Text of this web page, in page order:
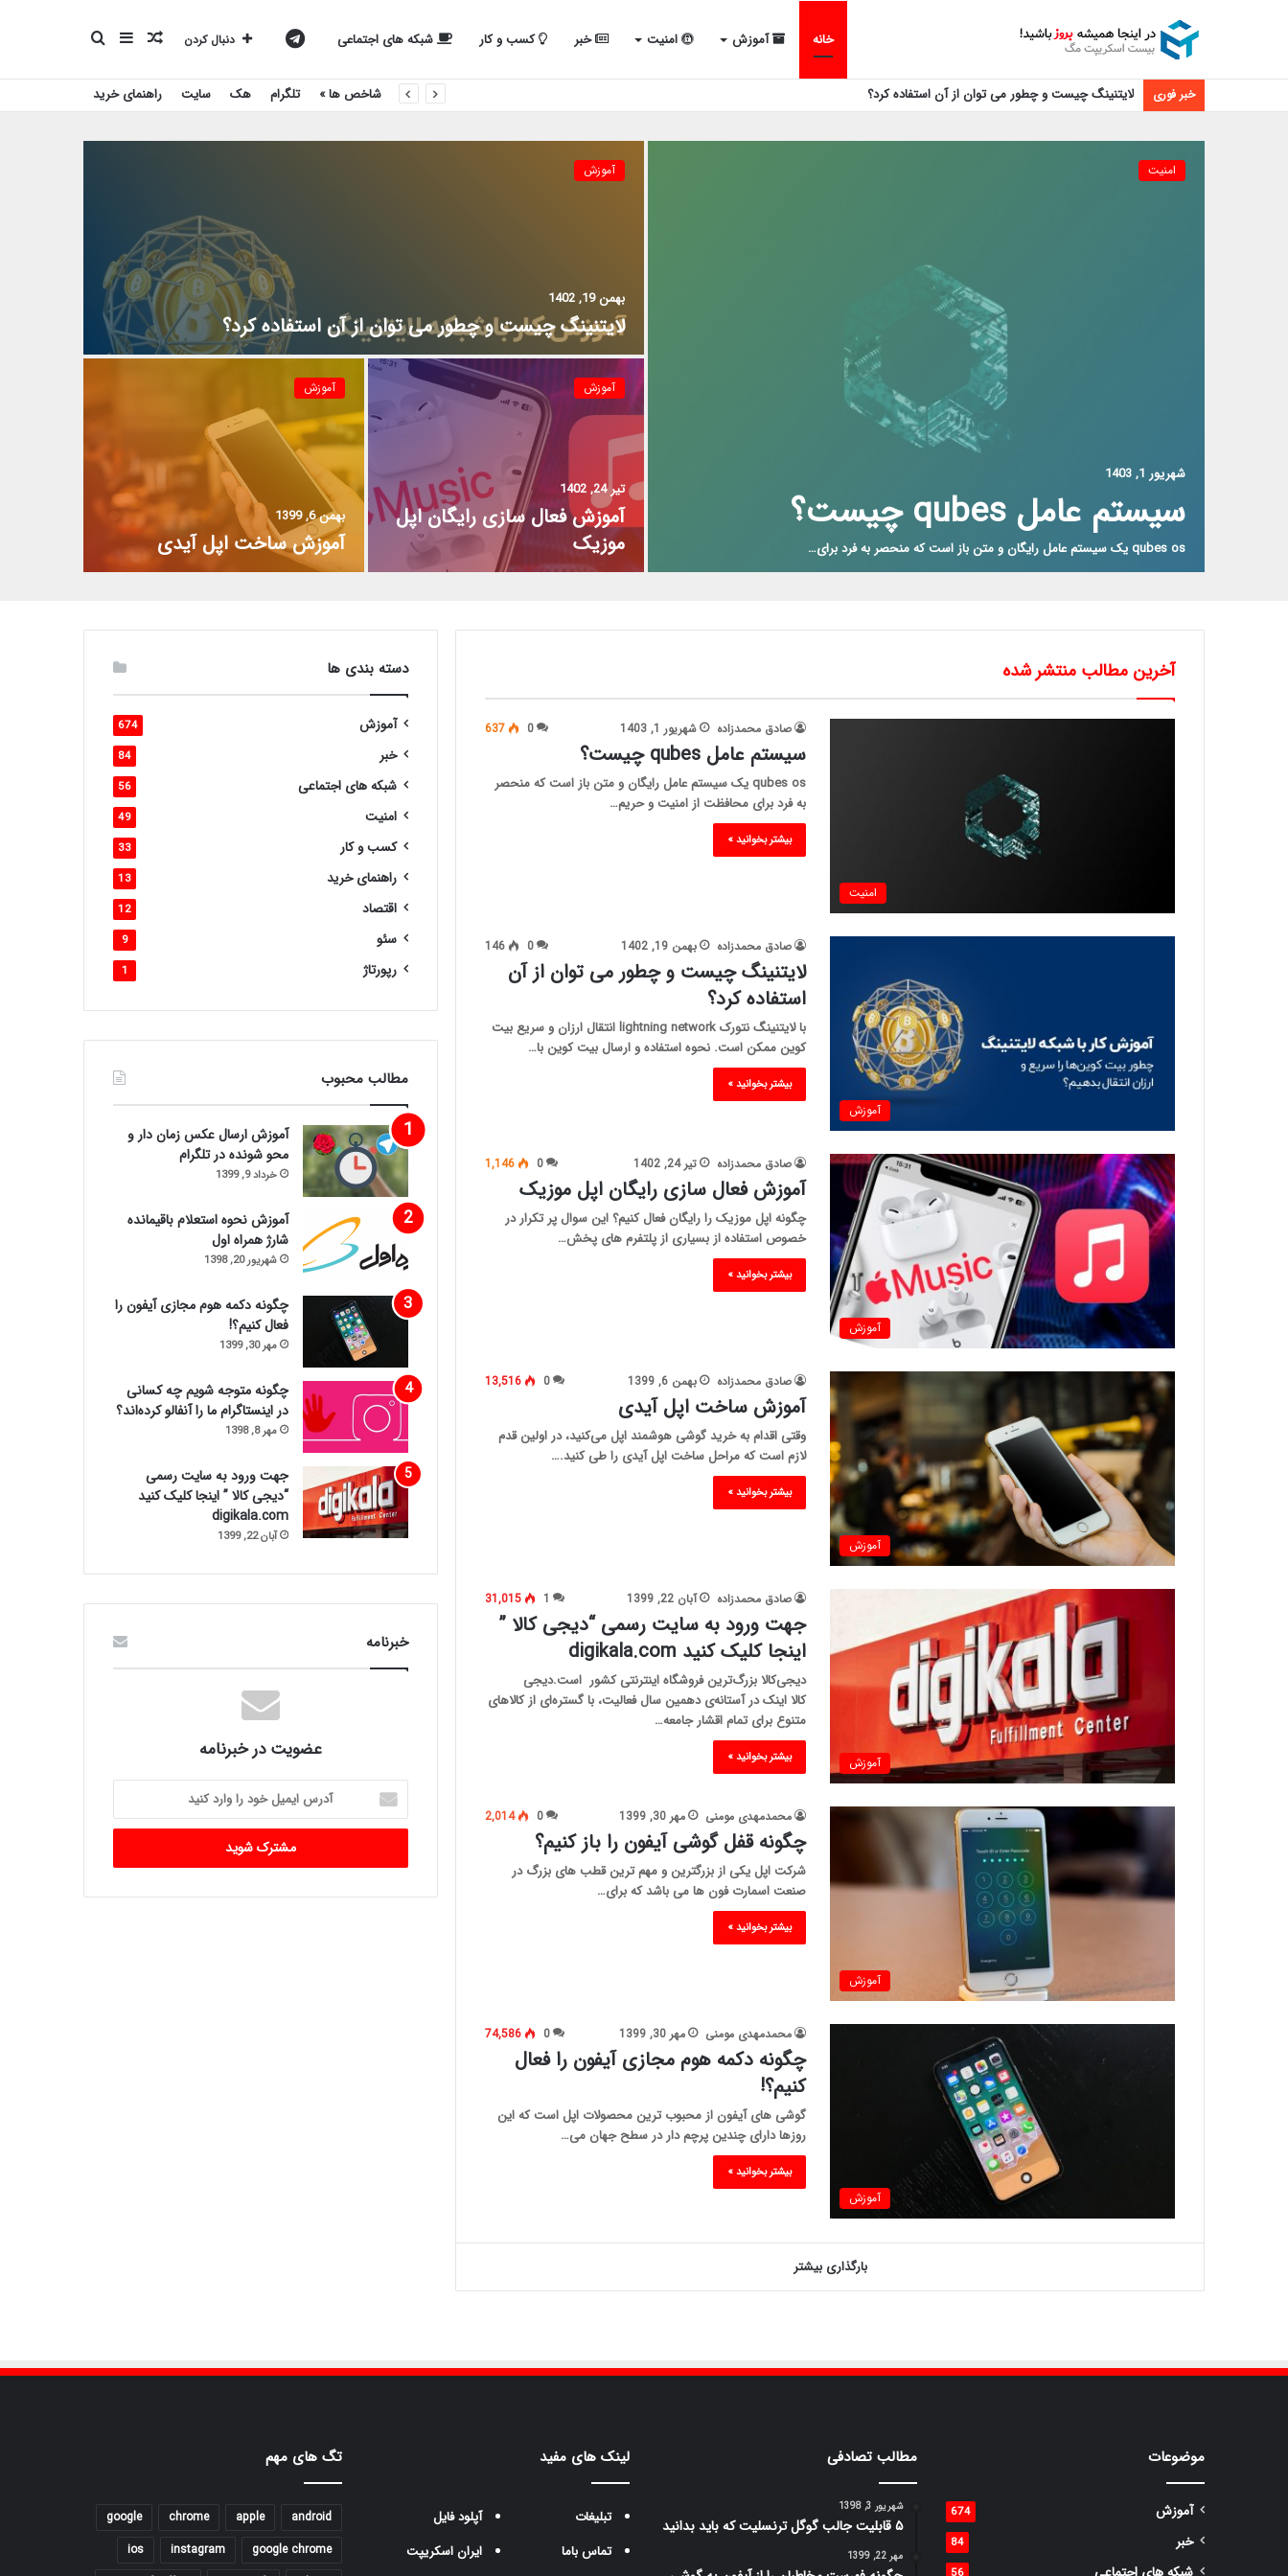
خانه آموزش امنیت خبر کسب و کار شبکه های اجتماعی کانال
تلگرام
اسکریپت
جستجو
برای
سایدبارنوشته
تصادفی
دنبال کردن
خبر فوری لایتنینگ چیست و چطور می توان از آن استفاده کرد؟ شاخص ها » تلگرام هک سایت راهنمای خرید
امنیت
شهریور 1, 1403
سیستم عامل qubes چیست؟
qubes os یک سیستم عامل رایگان و متن باز است که منحصر به فرد برای…
آموزش
بهمن 19, 1402
لایتنینگ چیست و چطور می توان از آن استفاده کرد؟
آموزش
تیر 24, 1402
آموزش فعال سازی رایگان اپل
موزیک
آموزش
بهمن 6, 1399
آموزش ساخت اپل آیدی
آخرین مطالب منتشر شده
امنیت
صادق محمدزاده شهریور 1, 1403 0
637
سیستم عامل qubes چیست؟
qubes os یک سیستم عامل رایگان و متن باز است که منحصر
به فرد برای محافظت از امنیت و حریم…
بیشتر بخوانید »
آموزش
صادق محمدزاده بهمن 19, 1402 0
146
لایتنینگ چیست و چطور می توان از آن
استفاده کرد؟
با لایتنینگ نتورک lightning network انتقال ارزان و سریع بیت
کوین ممکن است. نحوه استفاده و ارسال بیت کوین با…
بیشتر بخوانید »
آموزش
صادق محمدزاده تیر 24, 1402 0
1,146
آموزش فعال سازی رایگان اپل موزیک
چگونه اپل موزیک را رایگان فعال کنیم؟ این سوال پر تکرار در
خصوص استفاده از بسیاری از پلتفرم های پخش…
بیشتر بخوانید »
آموزش
صادق محمدزاده بهمن 6, 1399 0
13,516
آموزش ساخت اپل آیدی
وقتی اقدام به خرید گوشی هوشمند اپل می‌کنید، در اولین قدم
لازم است که مراحل ساخت اپل آیدی را طی کنید.…
بیشتر بخوانید »
آموزش
صادق محمدزاده آبان 22, 1399 1
31,015
جهت ورود به سایت رسمی “دیجی کالا ”
اینجا کلیک کنید digikala.com
دیجی‌کالا بزرگ‌ترین فروشگاه اینترنتی کشور است.دیجی
کالا اینک در آستانه‌ی دهمین سال فعالیت، با گستره‌ای از کالاهای
متنوع برای تمام اقشار جامعه…
بیشتر بخوانید »
آموزش
محمدمهدی مومنی مهر 30, 1399 0
2,014
چگونه قفل گوشی آیفون را باز کنیم؟
شرکت اپل یکی از بزرگترین و مهم ترین قطب های بزرگ در
صنعت اسمارت فون ها می باشد که برای…
بیشتر بخوانید »
آموزش
محمدمهدی مومنی مهر 30, 1399 0
74,586
چگونه دکمه هوم مجازی آیفون را فعال
کنیم؟!
گوشی های آیفون از محبوب ترین محصولات اپل است که این
روزها دارای چندین پرچم دار در سطح جهان می…
بیشتر بخوانید »
بارگذاری بیشتر
دسته بندی ها
آموزش 674
خبر 84
شبکه های اجتماعی 56
امنیت 49
کسب و کار 33
راهنمای خرید 13
اقتصاد 12
سئو 9
رپورتاژ 1
مطالب محبوب
آموزش ارسال عکس زمان دار و
محو شونده در تلگرام
خرداد 9, 1399
آموزش نحوه استعلام باقیمانده
شارژ همراه اول
شهریور 20, 1398
چگونه دکمه هوم مجازی آیفون را
فعال کنیم؟!
مهر 30, 1399
چگونه متوجه شویم چه کسانی
در اینستاگرام ما را آنفالو کرده‌اند؟
مهر 8, 1398
جهت ورود به سایت رسمی
“دیجی کالا ” اینجا کلیک کنید
digikala.com
آبان 22, 1399
خبرنامه
عضویت در خبرنامه
آدرس
ایمیل
خود
وارد
موضوعات
آموزش 674
خبر 84
مطالب تصادفی
شهریور 3, 1398
۵ قابلیت جالب گوگل ترنسلیت که باید بدانید
مهر 22, 1399
لینک های مفید
تبلیغات
آپلود فایل
تماس باما
ایران اسکریپت
تگ های مهم
android
apple
chrome
google
google chrome
instagram
ios